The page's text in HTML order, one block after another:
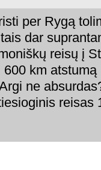
per Rygą
dar
reisų į
km
ne
reisas